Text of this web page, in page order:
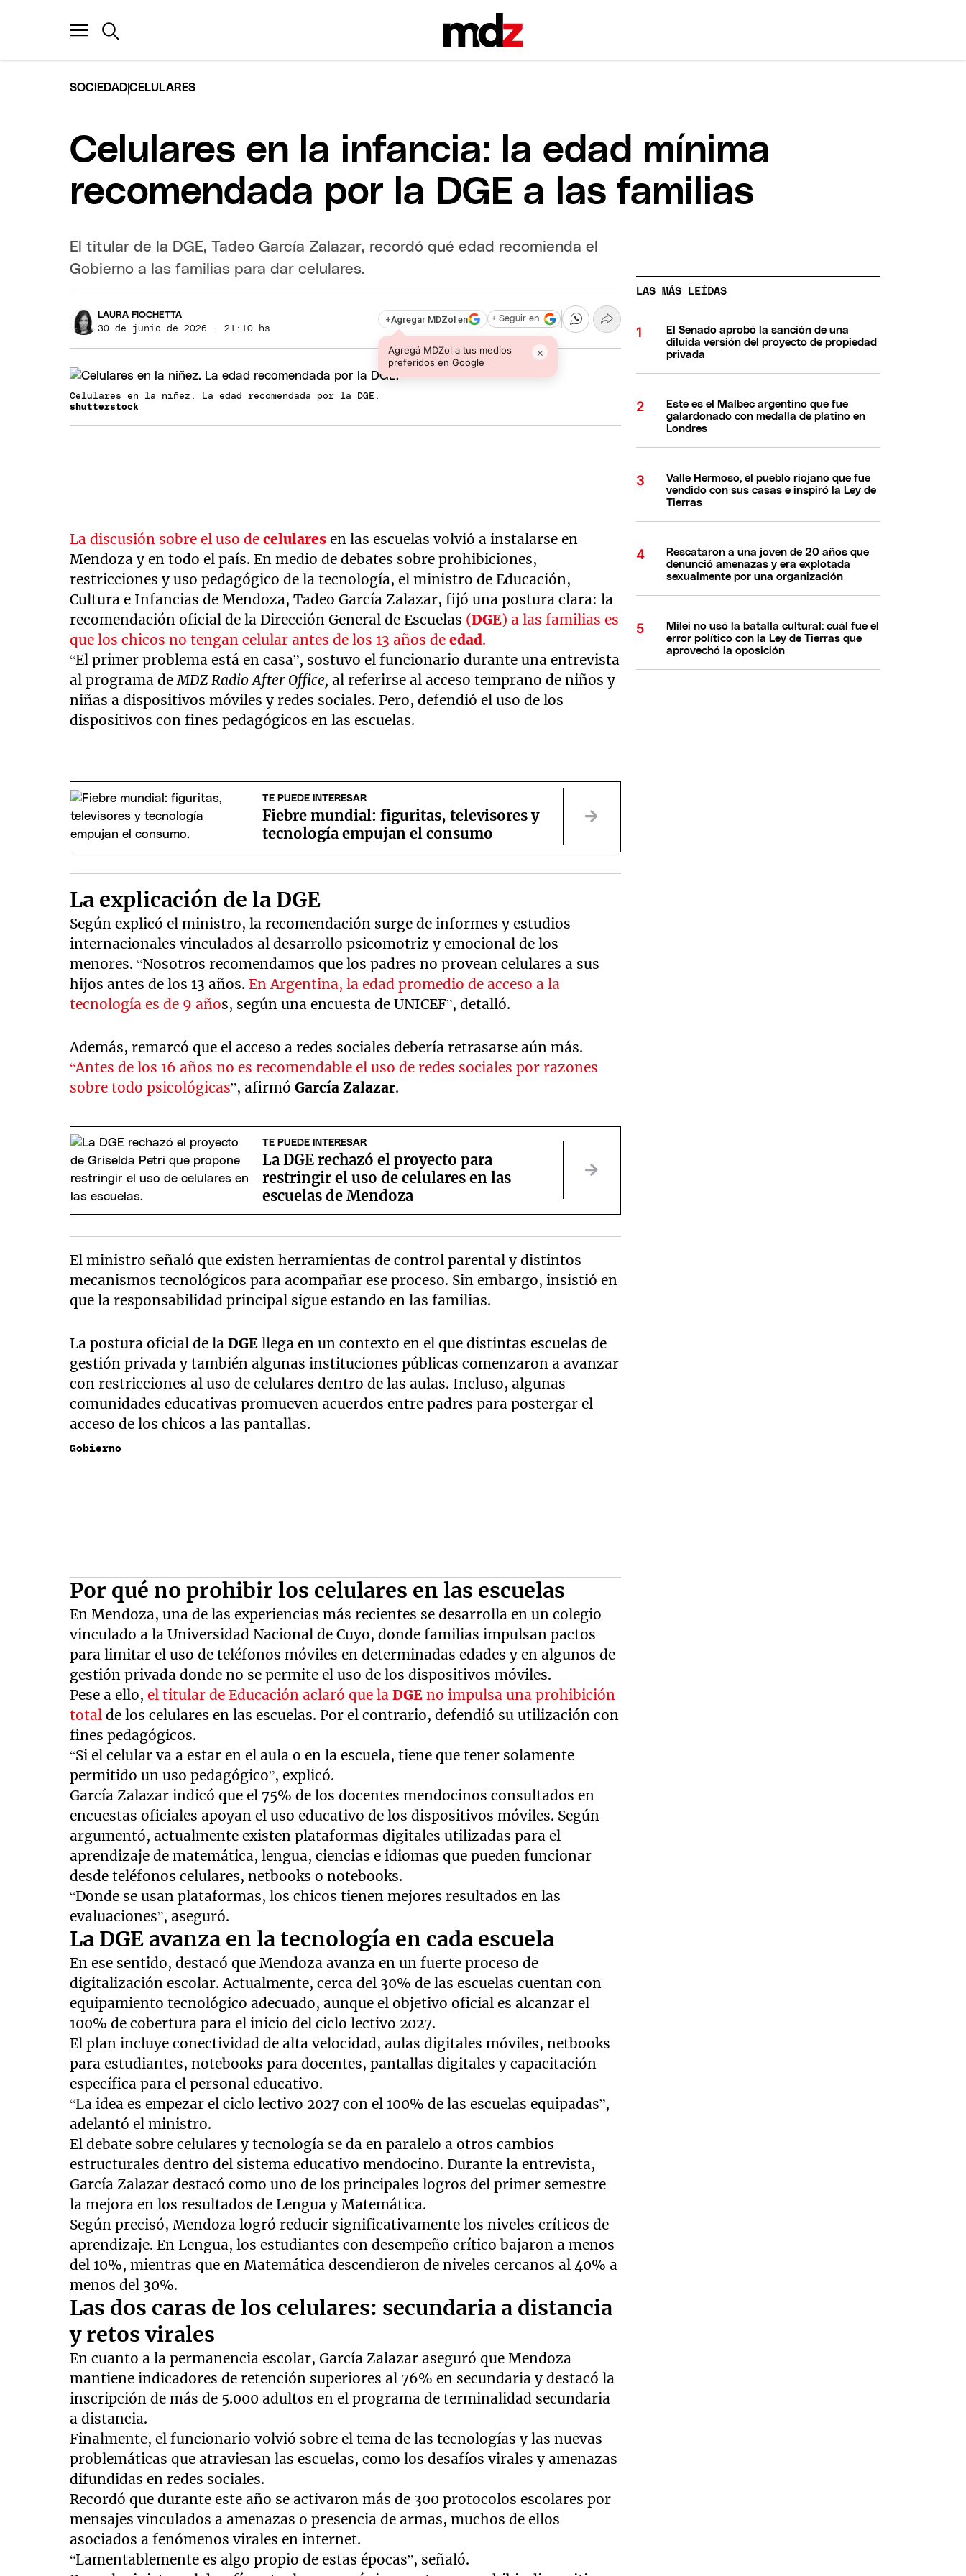
SOCIEDAD|CELULARES
Celulares en la infancia: la edad mínima
recomendada por la DGE a las familias
El titular de la DGE, Tadeo García Zalazar, recordó qué edad recomienda el
Gobierno a las familias para dar celulares.
LAURA FIOCHETTA
30 de junio de 2026 · 21:10 hs
+Agregar MDZol en
Agregá MDZol a tus medios
preferidos en Google
×
+ Seguir en
Celulares en la niñez. La edad recomendada por la DGE.
shutterstock
La discusión sobre el uso decelulares en las escuelas volvió a instalarse en
Mendoza y en todo el país. En medio de debates sobre prohibiciones,
restricciones y uso pedagógico de la tecnología, el ministro de Educación,
Cultura e Infancias de Mendoza, Tadeo García Zalazar, fijó una postura clara: la
recomendación oficial de la Dirección General de Escuelas (DGE) a las familias es
que los chicos no tengan celular antes de los 13 años deedad.
“El primer problema está en casa”, sostuvo el funcionario durante una entrevista
al programa deMDZ Radio After Office, al referirse al acceso temprano de niños y
niñas a dispositivos móviles y redes sociales. Pero, defendió el uso de los
dispositivos con fines pedagógicos en las escuelas.
TE PUEDE INTERESAR
Fiebre mundial: figuritas, televisores y
tecnología empujan el consumo
La explicación de la DGE
Según explicó el ministro, la recomendación surge de informes y estudios
internacionales vinculados al desarrollo psicomotriz y emocional de los
menores. “Nosotros recomendamos que los padres no provean celulares a sus
hijos antes de los 13 años.En Argentina, la edad promedio de acceso a la
tecnología es de 9 años, según una encuesta de UNICEF”, detalló.
Además, remarcó que el acceso a redes sociales debería retrasarse aún más.
“Antes de los 16 años no es recomendable el uso de redes sociales por razones
sobre todo psicológicas”, afirmóGarcía Zalazar.
TE PUEDE INTERESAR
La DGE rechazó el proyecto para
restringir el uso de celulares en las
escuelas de Mendoza
El ministro señaló que existen herramientas de control parental y distintos
mecanismos tecnológicos para acompañar ese proceso. Sin embargo, insistió en
que la responsabilidad principal sigue estando en las familias.
La postura oficial de laDGEllega en un contexto en el que distintas escuelas de
gestión privada y también algunas instituciones públicas comenzaron a avanzar
con restricciones al uso de celulares dentro de las aulas. Incluso, algunas
comunidades educativas promueven acuerdos entre padres para postergar el
acceso de los chicos a las pantallas.
Gobierno
Por qué no prohibir los celulares en las escuelas
En Mendoza, una de las experiencias más recientes se desarrolla en un colegio
vinculado a la Universidad Nacional de Cuyo, donde familias impulsan pactos
para limitar el uso de teléfonos móviles en determinadas edades y en algunos de
gestión privada donde no se permite el uso de los dispositivos móviles.
Pese a ello,el titular de Educación aclaró que laDGE no impulsa una prohibición
totalde los celulares en las escuelas. Por el contrario, defendió su utilización con
fines pedagógicos.
“Si el celular va a estar en el aula o en la escuela, tiene que tener solamente
permitido un uso pedagógico”, explicó.
García Zalazar indicó que el 75% de los docentes mendocinos consultados en
encuestas oficiales apoyan el uso educativo de los dispositivos móviles. Según
argumentó, actualmente existen plataformas digitales utilizadas para el
aprendizaje de matemática, lengua, ciencias e idiomas que pueden funcionar
desde teléfonos celulares, netbooks o notebooks.
“Donde se usan plataformas, los chicos tienen mejores resultados en las
evaluaciones”, aseguró.
La DGE avanza en la tecnología en cada escuela
En ese sentido, destacó que Mendoza avanza en un fuerte proceso de
digitalización escolar. Actualmente, cerca del 30% de las escuelas cuentan con
equipamiento tecnológico adecuado, aunque el objetivo oficial es alcanzar el
100% de cobertura para el inicio del ciclo lectivo 2027.
El plan incluye conectividad de alta velocidad, aulas digitales móviles, netbooks
para estudiantes, notebooks para docentes, pantallas digitales y capacitación
específica para el personal educativo.
“La idea es empezar el ciclo lectivo 2027 con el 100% de las escuelas equipadas”,
adelantó el ministro.
El debate sobre celulares y tecnología se da en paralelo a otros cambios
estructurales dentro del sistema educativo mendocino. Durante la entrevista,
García Zalazar destacó como uno de los principales logros del primer semestre
la mejora en los resultados de Lengua y Matemática.
Según precisó, Mendoza logró reducir significativamente los niveles críticos de
aprendizaje. En Lengua, los estudiantes con desempeño crítico bajaron a menos
del 10%, mientras que en Matemática descendieron de niveles cercanos al 40% a
menos del 30%.
Las dos caras de los celulares: secundaria a distancia
y retos virales
En cuanto a la permanencia escolar, García Zalazar aseguró que Mendoza
mantiene indicadores de retención superiores al 76% en secundaria y destacó la
inscripción de más de 5.000 adultos en el programa de terminalidad secundaria
a distancia.
Finalmente, el funcionario volvió sobre el tema de las tecnologías y las nuevas
problemáticas que atraviesan las escuelas, como los desafíos virales y amenazas
difundidas en redes sociales.
Recordó que durante este año se activaron más de 300 protocolos escolares por
mensajes vinculados a amenazas o presencia de armas, muchos de ellos
asociados a fenómenos virales en internet.
“Lamentablemente es algo propio de estas épocas”, señaló.
LAS MÁS LEÍDAS
El Senado aprobó la sanción de una
diluida versión del proyecto de propiedad
privada
Este es el Malbec argentino que fue
galardonado con medalla de platino en
Londres
Valle Hermoso, el pueblo riojano que fue
vendido con sus casas e inspiró la Ley de
Tierras
Rescataron a una joven de 20 años que
denunció amenazas y era explotada
sexualmente por una organización
Milei no usó la batalla cultural: cuál fue el
error político con la Ley de Tierras que
aprovechó la oposición